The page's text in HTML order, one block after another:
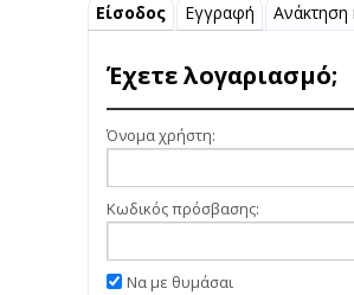
Είσοδος Εγγραφή Ανάκτηση
Έχετε λογαριασμό;
Όνομα χρήστη:
Κωδικός πρόσβασης:
Να με θυμάσαι